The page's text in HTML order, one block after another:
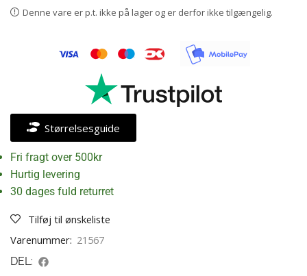
Denne vare er p.t. ikke på lager og er derfor ikke tilgængelig.
Størrelsesguide
Fri fragt over 500kr
Hurtig levering
30 dages fuld returret
Tilføj til ønskeliste
Varenummer: 21567
DEL: